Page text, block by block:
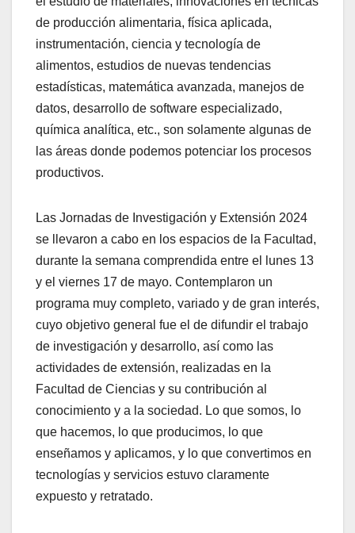
de producción alimentaria, física aplicada,
instrumentación, ciencia y tecnología de
alimentos, estudios de nuevas tendencias
estadísticas, matemática avanzada, manejos de
datos, desarrollo de software especializado,
química analítica, etc., son solamente algunas de
las áreas donde podemos potenciar los procesos
productivos.
Las Jornadas de Investigación y Extensión 2024
se llevaron a cabo en los espacios de la Facultad,
durante la semana comprendida entre el lunes 13
y el viernes 17 de mayo. Contemplaron un
programa muy completo, variado y de gran interés,
cuyo objetivo general fue el de difundir el trabajo
de investigación y desarrollo, así como las
actividades de extensión, realizadas en la
Facultad de Ciencias y su contribución al
conocimiento y a la sociedad. Lo que somos, lo
que hacemos, lo que producimos, lo que
enseñamos y aplicamos, y lo que convertimos en
tecnologías y servicios estuvo claramente
expuesto y retratado.